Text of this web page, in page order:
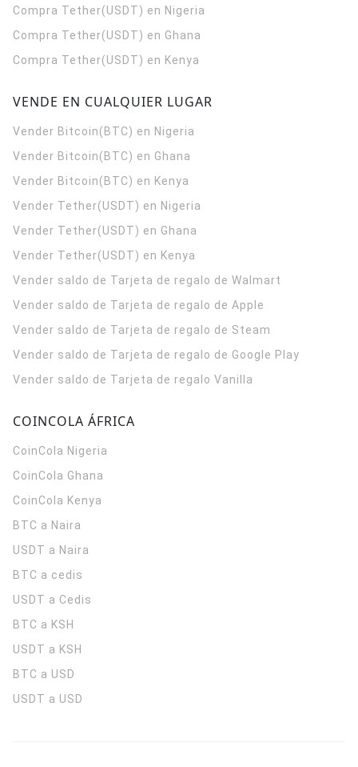
Compra Tether(USDT) en Nigeria
Compra Tether(USDT) en Ghana
Compra Tether(USDT) en Kenya
VENDE EN CUALQUIER LUGAR
Vender Bitcoin(BTC) en Nigeria
Vender Bitcoin(BTC) en Ghana
Vender Bitcoin(BTC) en Kenya
Vender Tether(USDT) en Nigeria
Vender Tether(USDT) en Ghana
Vender Tether(USDT) en Kenya
Vender saldo de Tarjeta de regalo de Walmart
Vender saldo de Tarjeta de regalo de Apple
Vender saldo de Tarjeta de regalo de Steam
Vender saldo de Tarjeta de regalo de Google Play
Vender saldo de Tarjeta de regalo Vanilla
COINCOLA ÁFRICA
CoinCola Nigeria
CoinCola Ghana
CoinCola Kenya
BTC a Naira
USDT a Naira
BTC a cedis
USDT a Cedis
BTC a KSH
USDT a KSH
BTC a USD
USDT a USD